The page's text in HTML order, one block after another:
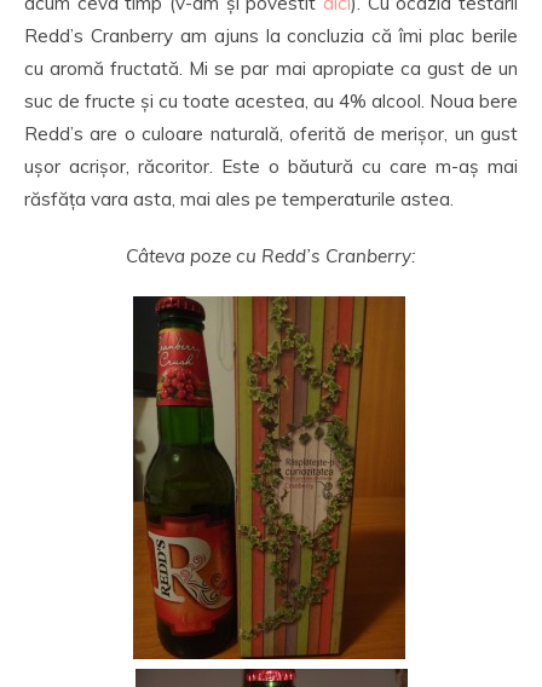
Redd’s Cranberry am ajuns la concluzia că îmi plac berile
cu aromă fructată. Mi se par mai apropiate ca gust de un
suc de fructe și cu toate acestea, au 4% alcool. Noua bere
Redd’s are o culoare naturală, oferită de merișor, un gust
ușor acrișor, răcoritor. Este o băutură cu care m-aș mai
răsfăța vara asta, mai ales pe temperaturile astea.
Câteva poze cu Redd’s Cranberry: